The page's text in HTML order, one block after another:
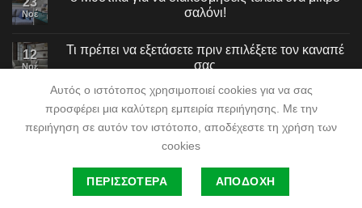
Νοέ
σαλόνι!
12
Νοέ
Τι πρέπει να εξετάσετε πριν επιλέξετε τον καναπέ
σας
NeoSpiti Tsakiridis | Powered byDataSpecialists
Αυτός ο ιστότοπος χρησιμοποιεί cookies για να σας
προσφέρει μια καλύτερη εμπειρία περιήγησης. Με την
περιήγηση σε αυτόν τον ιστότοπο, αποδέχεστε τη χρήση των
cookies
ΠΕΡΙΣΣΟΤΕΡΑ ΑΠΟΔΟΧΗ